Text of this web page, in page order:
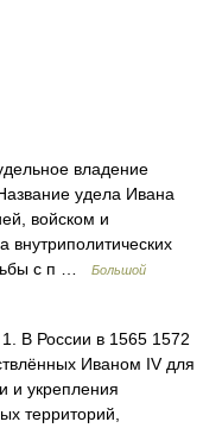
владение
удела Ивана
войском и
внутриполитических
с п …
Большой
России в 1565 1572
Иваном IV для
и укрепления
территорий,